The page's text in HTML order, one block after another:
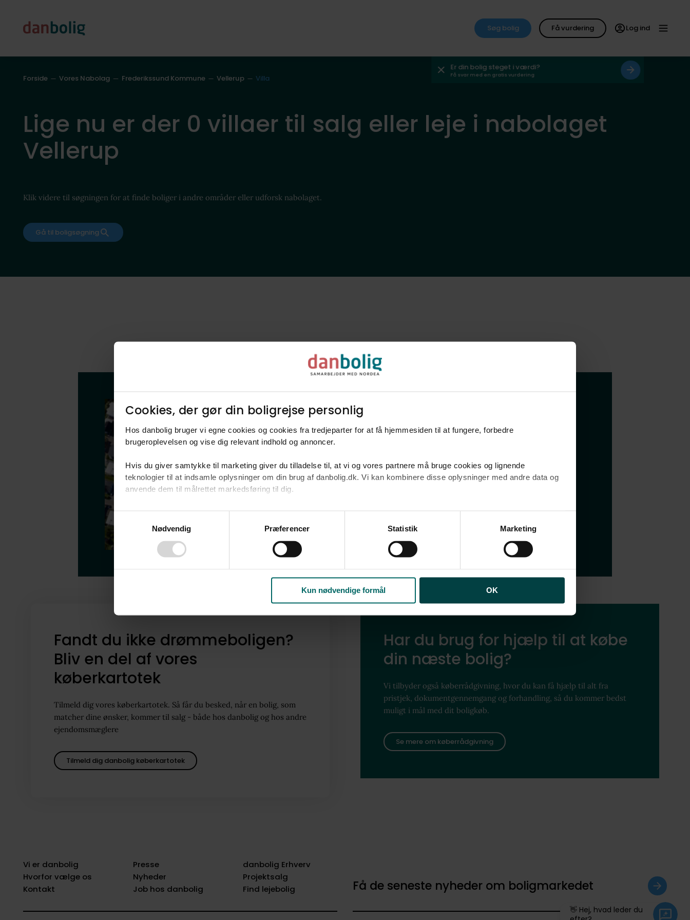
Cookies, der gør din boligrejse personlig​
Hos danbolig bruger vi egne cookies og cookies fra tredjeparter for at få hjemmesiden til at fungere, forbedre
brugeroplevelsen og vise dig relevant indhold og annoncer.​
Hvis du giver samtykke til marketing giver du tilladelse til, at vi og vores partnere må bruge cookies og lignende
teknologier til at indsamle oplysninger om din brug af danbolig.dk. Vi kan kombinere disse oplysninger med andre data og
anvende dem til målrettet markedsføring til dig.​
Ved at klikke på ”OK” giver du samtykke til alle formål. Du kan til enhver tid læse mere om brugen af cookies samt
tilbagekalde dit samtykke ved at følge linket til vores
. Oplysninger om behandling af personoplysninger
Nødvendig Præferencer Statistik Marketing
Kun nødvendige formål OK
Søg bolig Få vurdering Log ind
Er din bolig steget i værdi?
Få svar med en gratis vurdering
Forside Vores Nabolag Frederikssund Kommune Vellerup Villa
Lige nu er der 0 villaer til salg eller leje i nabolaget
Vellerup
Klik videre til søgningen for at finde boliger i andre områder eller udforsk nabolaget.
Gå til boligsøgning
Bliv klogere på dine
nye naboer og dit nye
nabolag
Fandt du ikke drømmeboligen?
Bliv en del af vores
køberkartotek
Tilmeld dig vores køberkartotek. Så får du besked, når en bolig, som
matcher dine ønsker, kommer til salg - både hos danbolig og hos andre
ejendomsmæglere
Tilmeld dig danbolig køberkartotek
Har du brug for hjælp til at købe
din næste bolig?
Vi tilbyder også køberrådgivning, hvor du kan få hjælp til alt fra
pristjek, dokumentgennemgang og forhandling, så du kommer bedst
muligt i mål med dit boligkøb.
Se mere om køberrådgivning
Få de seneste nyheder om boligmarkedet
Vi er danbolig
Hvorfor vælge os
Kontakt
Presse
Nyheder
Job hos danbolig
danbolig Erhverv
Projektsalg
Find lejebolig
👋 Hej, hvad leder du